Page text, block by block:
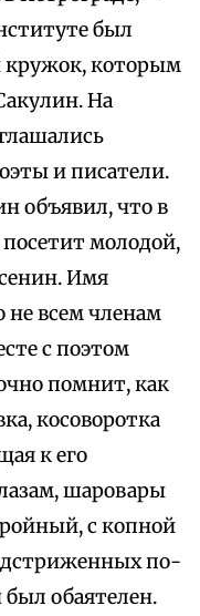
был
кружок, которым
На
и писатели.
объявил, что в
молодой,
Имя
не всем членам
с поэтом
помнит, как
косоворотка
к его
шаровары
с копной
по-
был обаятелен.